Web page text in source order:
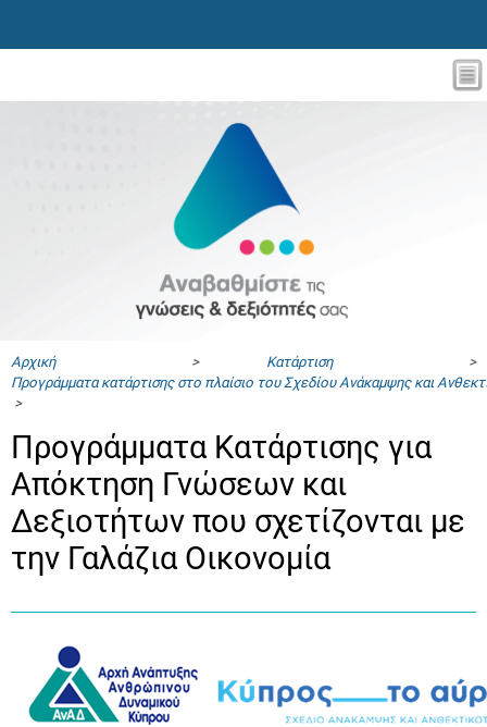
Αρχική> Κατάρτιση>
Προγράμματα κατάρτισης στο πλαίσιο του Σχεδίου Ανάκαμψης και
>
Προγράμματα Κατάρτισης για
Απόκτηση Γνώσεων και
Δεξιοτήτων που σχετίζονται με
την Γαλάζια Οικονομία